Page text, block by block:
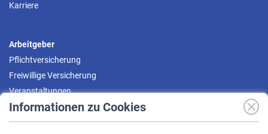
Informationen zu Cookies
Karriere
Arbeitgeber
Pflichtversicherung
Freiwillige Versicherung
Veranstaltungen